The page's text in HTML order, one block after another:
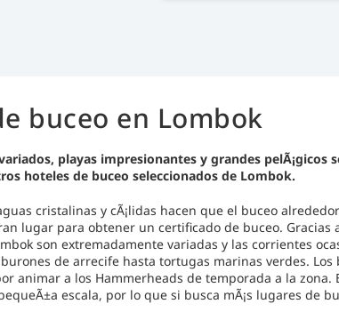
buceo en Lombok
playas impresionantes y grandes pelÃ¡gicos
hoteles de buceo seleccionados de Lombok.
cristalinas y cÃ¡lidas hacen que el buceo
lugar para obtener un certificado de buceo. Gracias
son extremadamente variadas y las corrientes
de arrecife hasta tortugas marinas verdes. Los
animar a los Hammerheads de temporada a la
escala, por lo que si busca mÃ¡s lugares de